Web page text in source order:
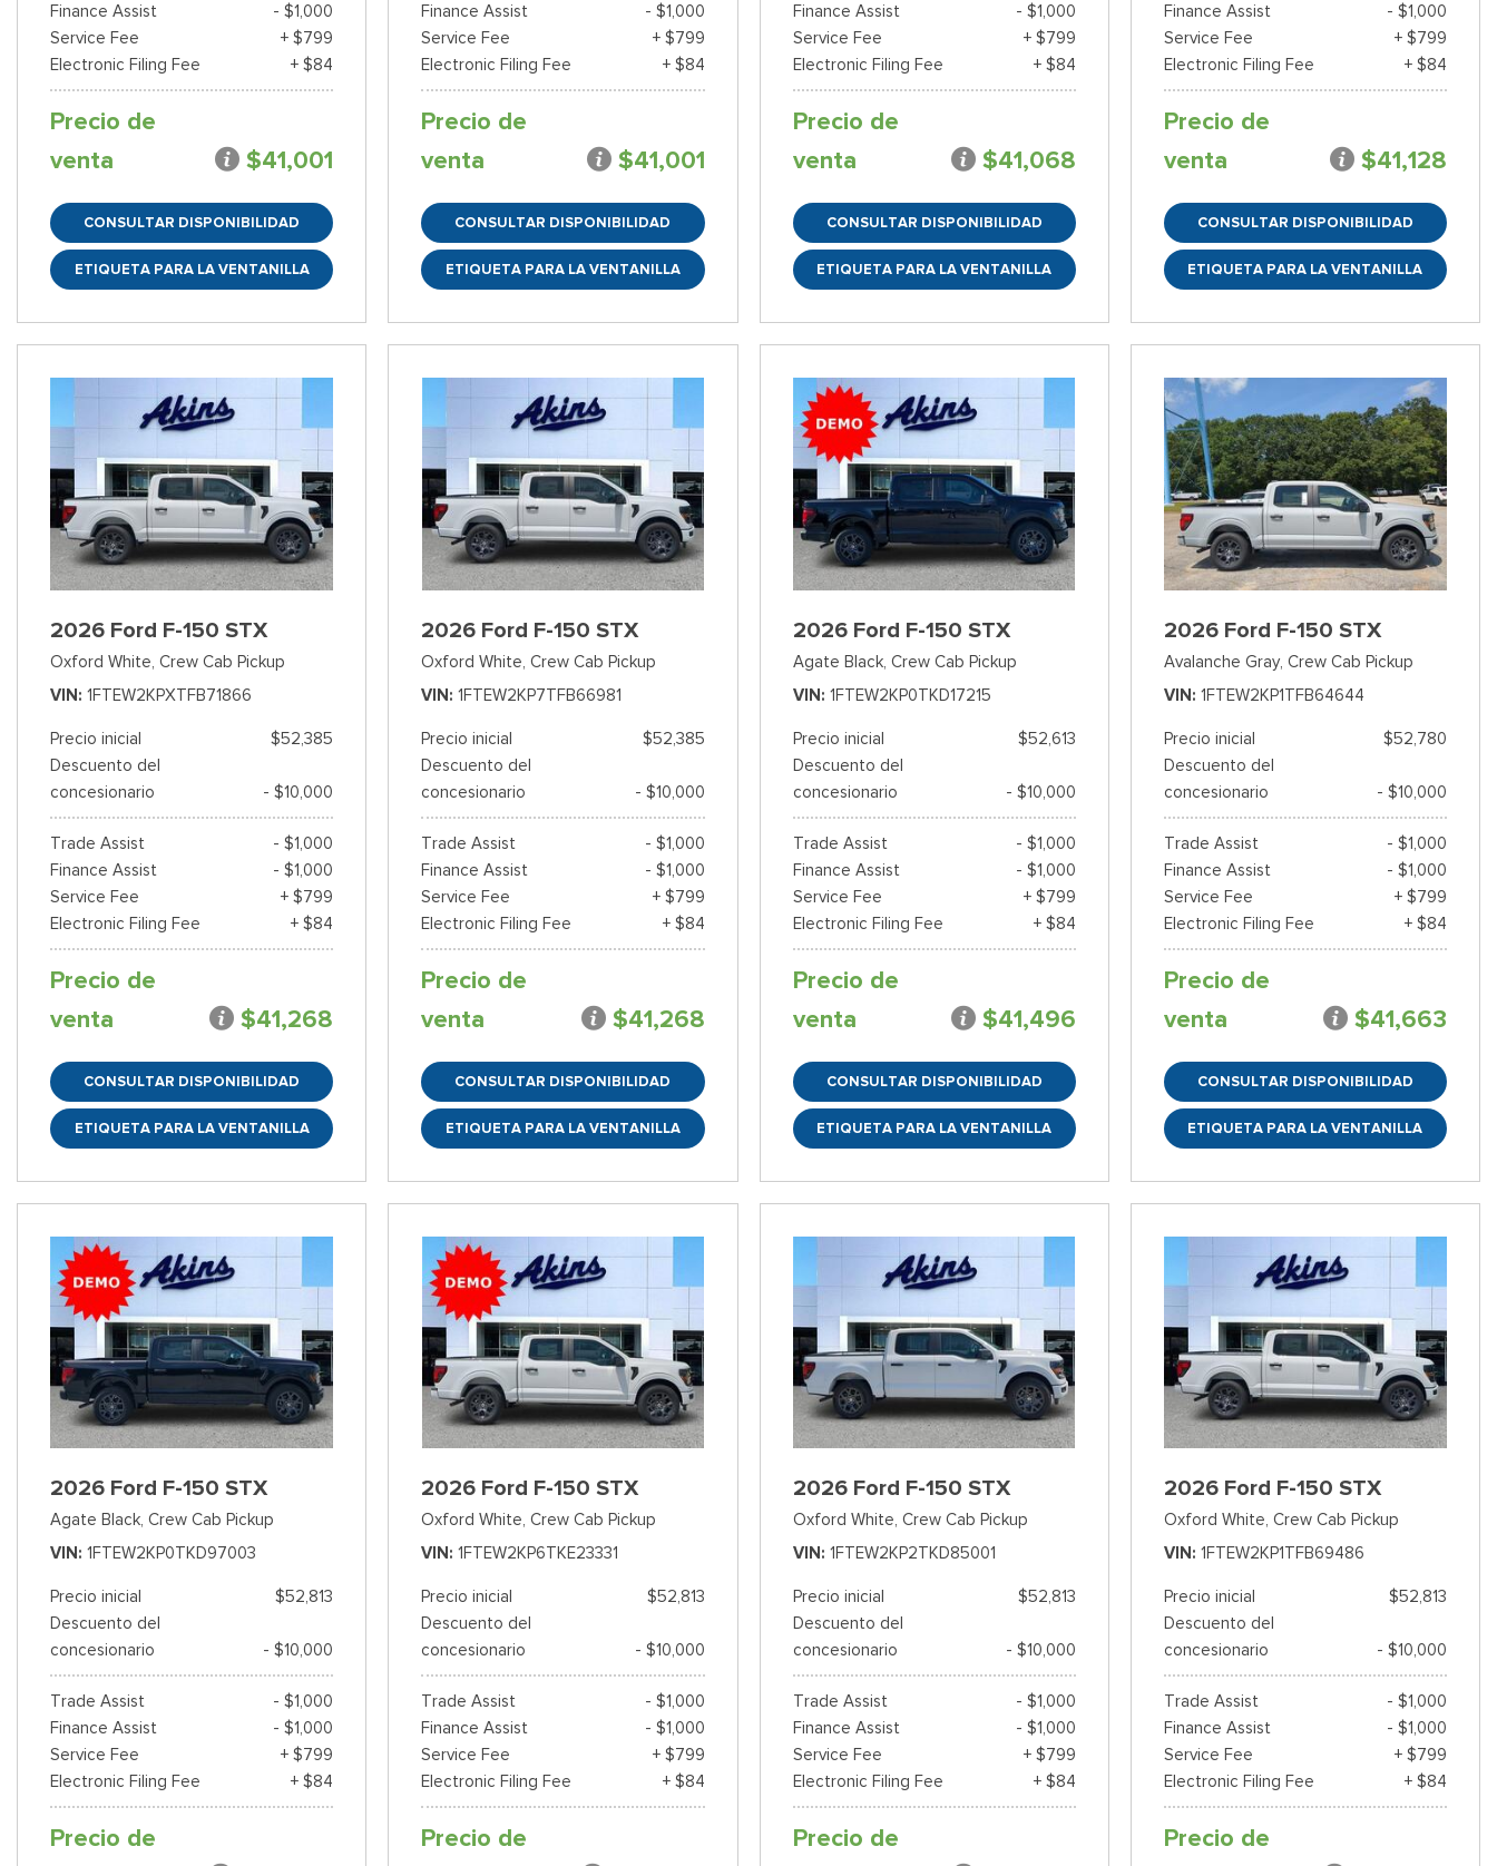
Finance Assist
- $1,000
Service Fee
+ $799
Electronic Filing Fee
+ $84
Precio de
venta
$41,001
CONSULTAR DISPONIBILIDAD
ETIQUETA PARA LA VENTANILLA
Finance Assist
- $1,000
Service Fee
+ $799
Electronic Filing Fee
+ $84
Precio de
venta
$41,001
CONSULTAR DISPONIBILIDAD
ETIQUETA PARA LA VENTANILLA
Finance Assist
- $1,000
Service Fee
+ $799
Electronic Filing Fee
+ $84
Precio de
venta
$41,068
CONSULTAR DISPONIBILIDAD
ETIQUETA PARA LA VENTANILLA
Finance Assist
- $1,000
Service Fee
+ $799
Electronic Filing Fee
+ $84
Precio de
venta
$41,128
CONSULTAR DISPONIBILIDAD
ETIQUETA PARA LA VENTANILLA
2026 Ford F-150 STX
Oxford White, Crew Cab Pickup
VIN 1FTEW2KPXTFB71866
Precio inicial
$52,385
Descuento del
concesionario
- $10,000
Trade Assist
- $1,000
Finance Assist
- $1,000
Service Fee
+ $799
Electronic Filing Fee
+ $84
Precio de
venta
$41,268
CONSULTAR DISPONIBILIDAD
ETIQUETA PARA LA VENTANILLA
2026 Ford F-150 STX
Oxford White, Crew Cab Pickup
VIN 1FTEW2KP7TFB66981
Precio inicial
$52,385
Descuento del
concesionario
- $10,000
Trade Assist
- $1,000
Finance Assist
- $1,000
Service Fee
+ $799
Electronic Filing Fee
+ $84
Precio de
venta
$41,268
CONSULTAR DISPONIBILIDAD
ETIQUETA PARA LA VENTANILLA
2026 Ford F-150 STX
Agate Black, Crew Cab Pickup
VIN 1FTEW2KP0TKD17215
Precio inicial
$52,613
Descuento del
concesionario
- $10,000
Trade Assist
- $1,000
Finance Assist
- $1,000
Service Fee
+ $799
Electronic Filing Fee
+ $84
Precio de
venta
$41,496
CONSULTAR DISPONIBILIDAD
ETIQUETA PARA LA VENTANILLA
2026 Ford F-150 STX
Avalanche Gray, Crew Cab Pickup
VIN 1FTEW2KP1TFB64644
Precio inicial
$52,780
Descuento del
concesionario
- $10,000
Trade Assist
- $1,000
Finance Assist
- $1,000
Service Fee
+ $799
Electronic Filing Fee
+ $84
Precio de
venta
$41,663
CONSULTAR DISPONIBILIDAD
ETIQUETA PARA LA VENTANILLA
2026 Ford F-150 STX
Agate Black, Crew Cab Pickup
VIN
1FTEW2KP0TKD97003
Precio inicial
$52,813
Descuento del
concesionario
- $10,000
Trade Assist
- $1,000
Finance Assist
- $1,000
Service Fee
+ $799
Electronic Filing Fee
+ $84
Precio de
2026 Ford F-150 STX
Oxford White, Crew Cab Pickup
VIN
1FTEW2KP6TKE23331
Precio inicial
$52,813
Descuento del
concesionario
- $10,000
Trade Assist
- $1,000
Finance Assist
- $1,000
Service Fee
+ $799
Electronic Filing Fee
+ $84
Precio de
2026 Ford F-150 STX
Oxford White, Crew Cab Pickup
VIN
1FTEW2KP2TKD85001
Precio inicial
$52,813
Descuento del
concesionario
- $10,000
Trade Assist
- $1,000
Finance Assist
- $1,000
Service Fee
+ $799
Electronic Filing Fee
+ $84
Precio de
2026 Ford F-150 STX
Oxford White, Crew Cab Pickup
VIN
1FTEW2KP1TFB69486
Precio inicial
$52,813
Descuento del
concesionario
- $10,000
Trade Assist
- $1,000
Finance Assist
- $1,000
Service Fee
+ $799
Electronic Filing Fee
+ $84
Precio de